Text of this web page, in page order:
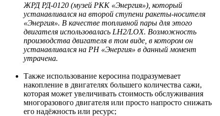
ЖРД РД-0120 (музей РКК «Энергия»), который
устанавливался на второй ступени ракеты-носителя
«Энергия». В качестве топливной пары для этого
двигателя использовалась LH2/LOX. Возможность
производства двигателя в том виде, в котором он
устанавливался на РН «Энергия» в данный момент
утрачена.
Также использование керосина подразумевает
накопление в двигателях большего количества сажи,
которая может увеличивать стоимость обслуживания
многоразового двигателя или просто напросто снижать
его надёжность или ресурс;